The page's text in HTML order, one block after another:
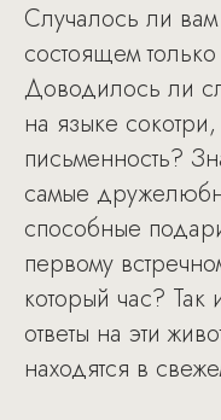
Случалось ли вам
состоящем
Доводилось ли
на языке сокотри,
письменность?
самые
способные
первому
который час?
ответы на эти
находятся в